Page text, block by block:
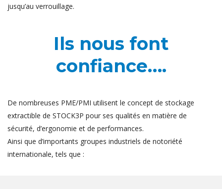
jusqu’au verrouillage.
Ils nous font
confiance….
De nombreuses PME/PMI utilisent le concept de stockage
extractible de STOCK3P pour ses qualités en matière de
sécurité, d’ergonomie et de performances.
Ainsi que d’importants groupes industriels de notoriété
internationale, tels que :